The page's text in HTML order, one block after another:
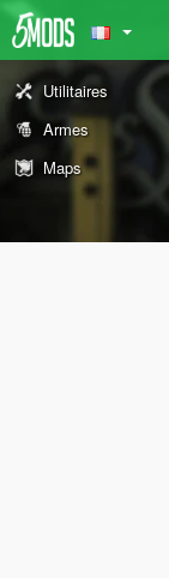
Utilitaires
Armes
Maps